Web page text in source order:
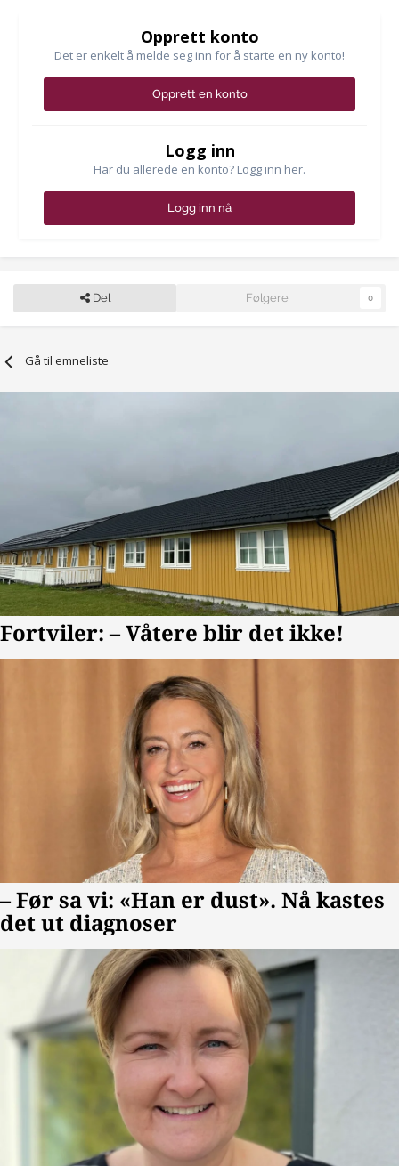
Opprett konto
Det er enkelt å melde seg inn for å starte en ny konto!
Opprett en konto
Logg inn
Har du allerede en konto? Logg inn her.
Logg inn nå
Del Følgere 0
Gå til emneliste